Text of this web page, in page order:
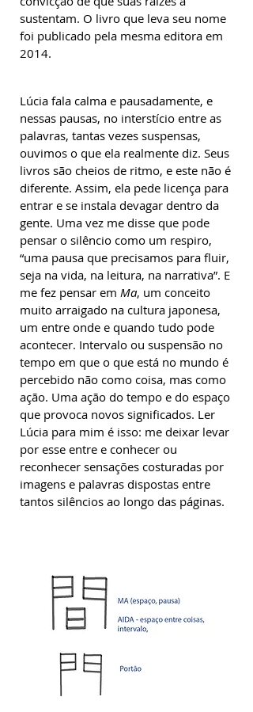
sustentam. O livro que leva seu nome
foi publicado pela mesma editora em
2014.
Lúcia fala calma e pausadamente, e
nessas pausas, no interstício entre as
palavras, tantas vezes suspensas,
ouvimos o que ela realmente diz. Seus
livros são cheios de ritmo, e este não é
diferente. Assim, ela pede licença para
entrar e se instala devagar dentro da
gente. Uma vez me disse que pode
pensar o silêncio como um respiro,
“uma pausa que precisamos para fluir,
seja na vida, na leitura, na narrativa”. E
me fez pensar em Ma, um conceito
muito arraigado na cultura japonesa,
um entre onde e quando tudo pode
acontecer. Intervalo ou suspensão no
tempo em que o que está no mundo é
percebido não como coisa, mas como
ação. Uma ação do tempo e do espaço
que provoca novos significados. Ler
Lúcia para mim é isso: me deixar levar
por esse entre e conhecer ou
reconhecer sensações costuradas por
imagens e palavras dispostas entre
tantos silêncios ao longo das páginas.